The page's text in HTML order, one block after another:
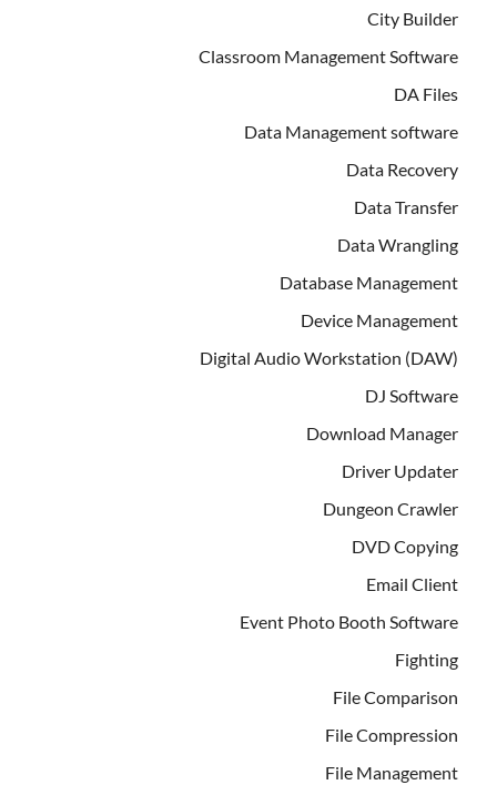
City Builder
Classroom Management Software
DA Files
Data Management software
Data Recovery
Data Transfer
Data Wrangling
Database Management
Device Management
Digital Audio Workstation (DAW)
DJ Software
Download Manager
Driver Updater
Dungeon Crawler
DVD Copying
Email Client
Event Photo Booth Software
Fighting
File Comparison
File Compression
File Management